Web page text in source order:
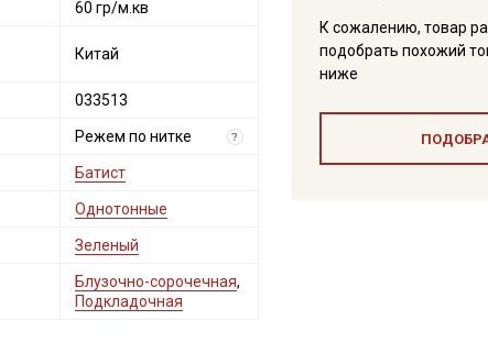
К сожалению, товар
подобрать похожий
ниже
60 гр/м.кв
Китай
033513
Режем по нитке ?
Батист
Однотонные
Зеленый
Блузочно-сорочечная,
Подкладочная